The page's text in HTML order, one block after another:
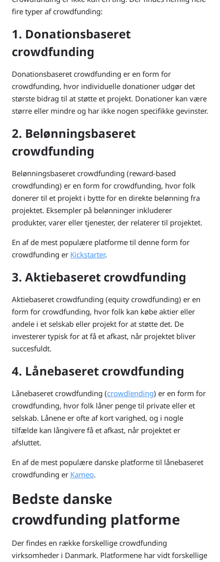
fire typer af crowdfunding:
1. Donationsbaseret
crowdfunding
Donationsbaseret crowdfunding er en form for
crowdfunding, hvor individuelle donationer udgør det
største bidrag til at støtte et projekt. Donationer kan være
større eller mindre og har ikke nogen specifikke gevinster.
2. Belønningsbaseret
crowdfunding
Belønningsbaseret crowdfunding (reward-based
crowdfunding) er en form for crowdfunding, hvor folk
donerer til et projekt i bytte for en direkte belønning fra
projektet. Eksempler på belønninger inkluderer
produkter, varer eller tjenester, der relaterer til projektet.
En af de mest populære platforme til denne form for
crowdfunding er Kickstarter.
3. Aktiebaseret crowdfunding
Aktiebaseret crowdfunding (equity crowdfunding) er en
form for crowdfunding, hvor folk kan købe aktier eller
andele i et selskab eller projekt for at støtte det. De
investerer typisk for at få et afkast, når projektet bliver
succesfuldt.
4. Lånebaseret crowdfunding
Lånebaseret crowdfunding (crowdlending) er en form for
crowdfunding, hvor folk låner penge til private eller et
selskab. Lånene er ofte af kort varighed, og i nogle
tilfælde kan långivere få et afkast, når projektet er
afsluttet.
En af de mest populære danske platforme til lånebaseret
crowdfunding er Kameo.
Bedste danske
crowdfunding platforme
Der findes en række forskellige crowdfunding
virksomheder i Danmark. Platformene har vidt forskellige